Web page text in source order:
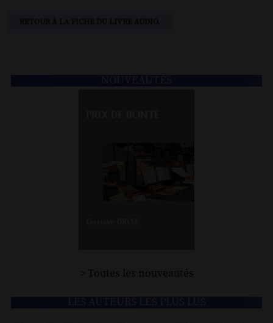
> Toutes les nouveautés